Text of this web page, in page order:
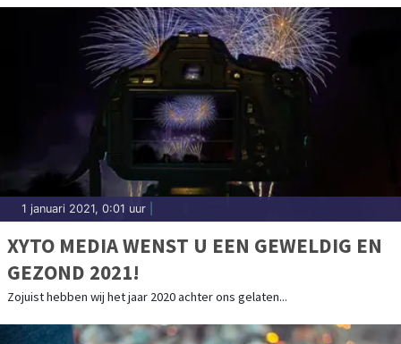
1 januari 2021, 0:01 uur
XYTO MEDIA WENST U EEN GEWELDIG EN
GEZOND 2021!
Zojuist hebben wij het jaar 2020 achter ons gelaten...